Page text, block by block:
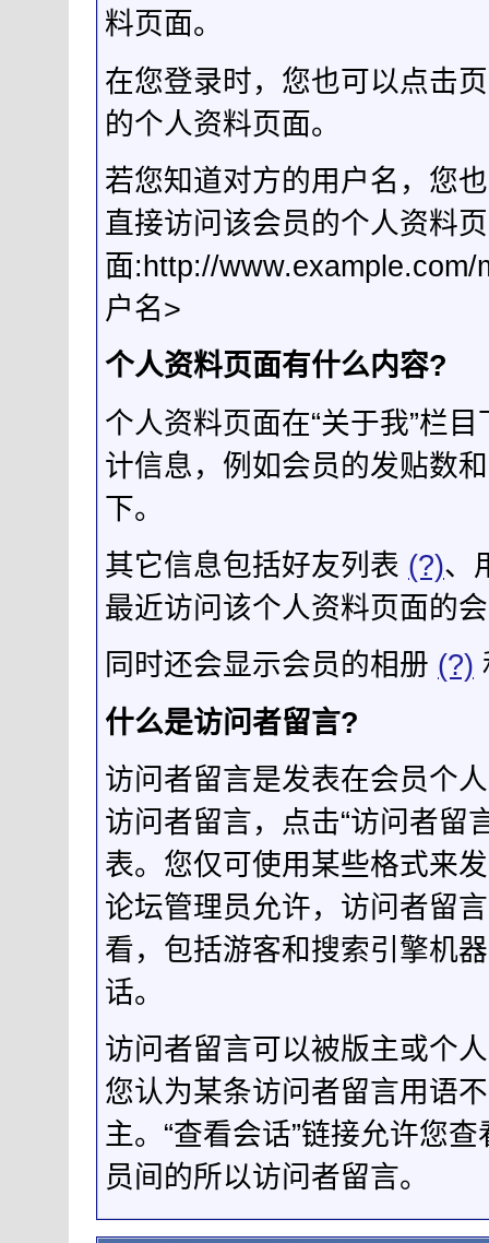
料页面。
在您登录时，您也可以点击
的个人资料页面。
若您知道对方的用户名，您
直接访问该会员的个人资料页
面:http://
户名>
个人资料页面有什么内容?
个人资料页面在“关于我”栏
计信息，例如会员的发贴数
下。
其它信息包括好友列表 (?)、
最近访问该个人资料页面的
同时还会显示会员的相册 (?)
什么是访问者留言?
访问者留言是发表在会员个
访问者留言，点击“访问者留
表。您仅可使用某些格式来
论坛管理员允许，访问者留
看，包括游客和搜索引擎机
话。
访问者留言可以被版主或个
您认为某条访问者留言用语
主。“查看会话”链接允许您
员间的所以访问者留言。